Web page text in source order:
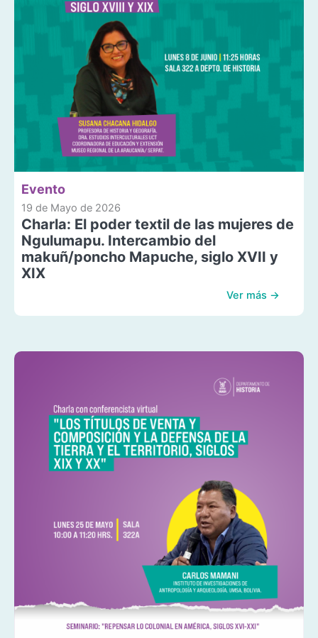
Evento
19 de Mayo de 2026
Charla: El poder textil de las mujeres de
Ngulumapu. Intercambio del
makuñ/poncho Mapuche, siglo XVII y
XIX
Ver más →